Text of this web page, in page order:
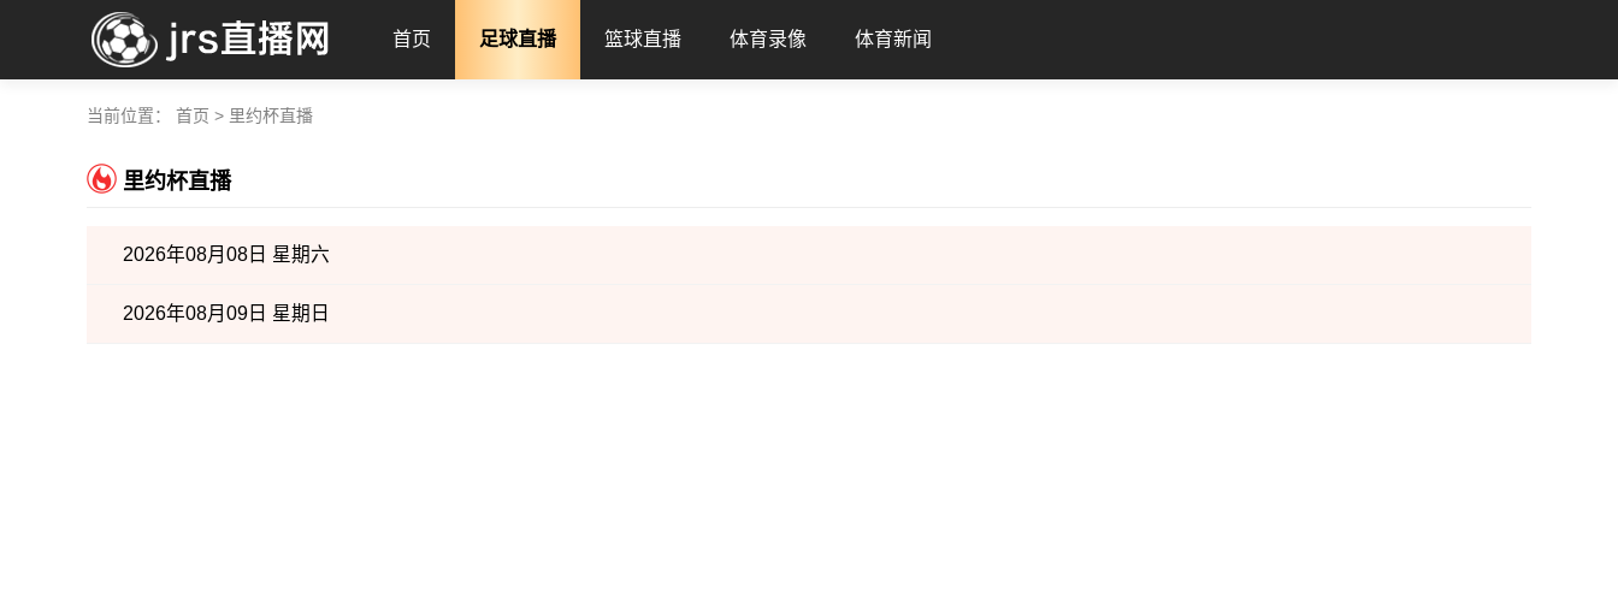
首页 足球直播 篮球直播 体育录像 体育新闻
当前位置： 首页 > 里约杯直播
里约杯直播
2026年08月08日 星期六
2026年08月09日 星期日